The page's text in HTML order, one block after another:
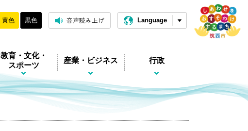
黄色 黒色 音声読み上げ Language
教育・文化・
スポーツ
産業・ビジネス 行政